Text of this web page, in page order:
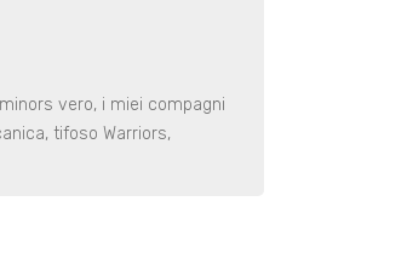
vero, i miei compagni
tifoso Warriors,